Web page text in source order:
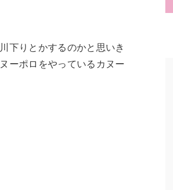
下りとかするのかと思いき
ーポロをやっているカヌー